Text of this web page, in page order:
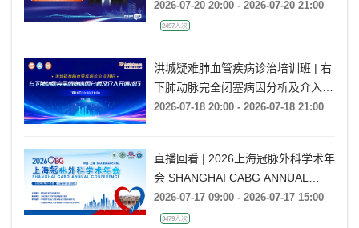
2026-07-20 20:00 - 2026-07-20 21:00
2497人次
洪城疑难肺血管疾病诊治培训班 | 右
下肺动脉完全闭塞病因分析及介入开
通技巧
2026-07-18 20:00 - 2026-07-18 21:00
直播回看 | 2026上海冠脉外科学术年
会 SHANGHAI CABG ANNUAL
CONFERENCE
2026-07-17 09:00 - 2026-07-17 15:00
3479人次